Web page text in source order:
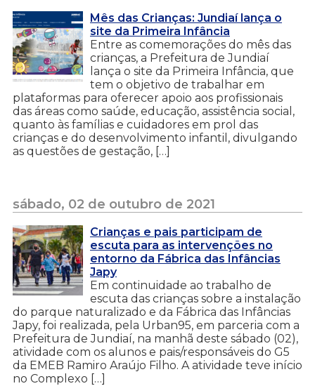
Mês das Crianças: Jundiaí lança o
site da Primeira Infância
Entre as comemorações do mês das
crianças, a Prefeitura de Jundiaí
lança o site da Primeira Infância, que
tem o objetivo de trabalhar em
plataformas para oferecer apoio aos profissionais
das áreas como saúde, educação, assistência social,
quanto às famílias e cuidadores em prol das
crianças e do desenvolvimento infantil, divulgando
as questões de gestação, […]
sábado, 02 de outubro de 2021
Crianças e pais participam de
escuta para as intervenções no
entorno da Fábrica das Infâncias
Japy
Em continuidade ao trabalho de
escuta das crianças sobre a instalação
do parque naturalizado e da Fábrica das Infâncias
Japy, foi realizada, pela Urban95, em parceria com a
Prefeitura de Jundiaí, na manhã deste sábado (02),
atividade com os alunos e pais/responsáveis do G5
da EMEB Ramiro Araújo Filho. A atividade teve início
no Complexo […]